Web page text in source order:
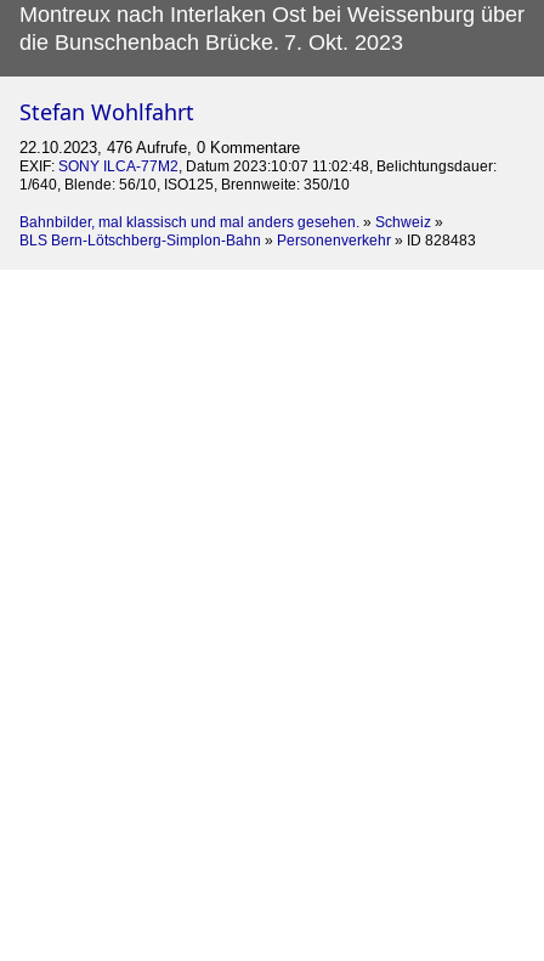
Montreux nach Interlaken Ost bei Weissenburg über
die Bunschenbach Brücke. 7. Okt. 2023
Stefan Wohlfahrt
22.10.2023, 476 Aufrufe, 0 Kommentare
EXIF: SONY ILCA-77M2, Datum 2023:10:07 11:02:48, Belichtungsdauer:
1/640, Blende: 56/10, ISO125, Brennweite: 350/10
Bahnbilder, mal klassisch und mal anders gesehen. » Schweiz »
BLS Bern-Lötschberg-Simplon-Bahn » Personenverkehr » ID 828483